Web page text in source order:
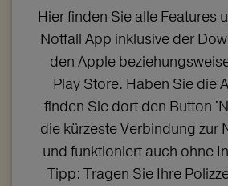
Hier finden Sie alle Features
Notfall App inklusive der
den Apple
Play Store. Haben Sie die
finden Sie dort den Button
die kürzeste Verbindung zur
und funktioniert auch ohne
Tipp: Tragen Sie Ihre